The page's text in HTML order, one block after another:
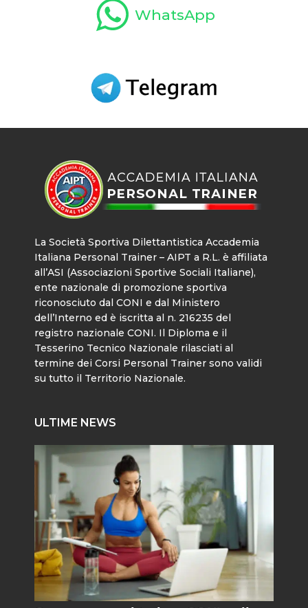
WhatsApp
La Società Sportiva Dilettantistica Accademia
Italiana Personal Trainer – AIPT a R.L. è affiliata
all’ASI (Associazioni Sportive Sociali Italiane),
ente nazionale di promozione sportiva
riconosciuto dal CONI e dal Ministero
dell’Interno ed è iscritta al n. 216235 del
registro nazionale CONI. Il Diploma e il
Tesserino Tecnico Nazionale rilasciati al
termine dei Corsi Personal Trainer sono validi
su tutto il Territorio Nazionale.
ULTIME NEWS